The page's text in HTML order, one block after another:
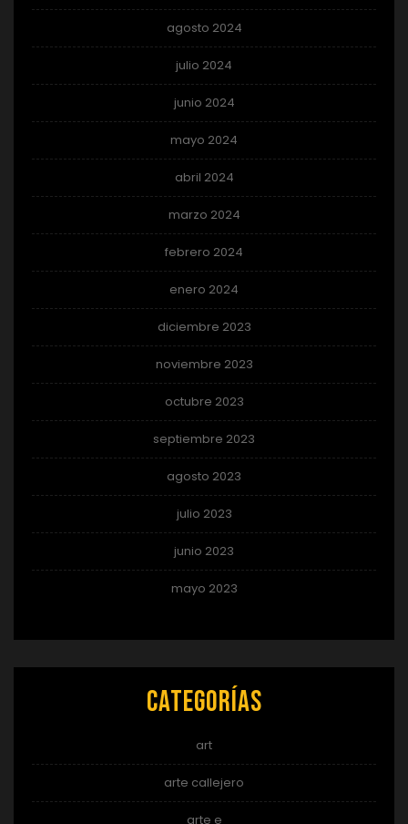
agosto 2024
julio 2024
junio 2024
mayo 2024
abril 2024
marzo 2024
febrero 2024
enero 2024
diciembre 2023
noviembre 2023
octubre 2023
septiembre 2023
agosto 2023
julio 2023
junio 2023
mayo 2023
Categorías
art
arte callejero
arte e